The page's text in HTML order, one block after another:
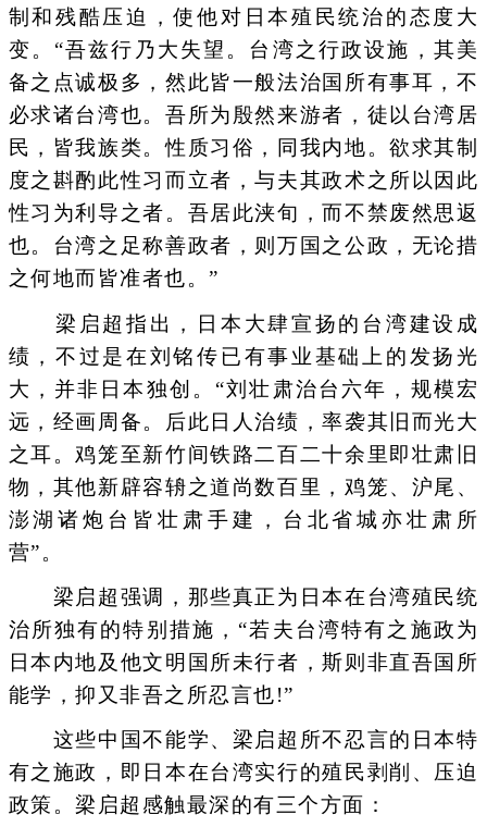
制和残酷压迫，使他对日本殖民统治的态度大
变。“吾兹行乃大失望。台湾之行政设施，其美
备之点诚极多，然此皆一般法治国所有事耳，不
必求诸台湾也。吾所为殷然来游者，徒以台湾居
民，皆我族类。性质习俗，同我内地。欲求其制
度之斟酌此性习而立者，与夫其政术之所以因此
性习为利导之者。吾居此浃旬，而不禁废然思返
也。台湾之足称善政者，则万国之公政，无论措
之何地而皆准者也。”
梁启超指出，日本大肆宣扬的台湾建设成
绩，不过是在刘铭传已有事业基础上的发扬光
大，并非日本独创。“刘壮肃治台六年，规模宏
远，经画周备。后此日人治绩，率袭其旧而光大
之耳。鸡笼至新竹间铁路二百二十余里即壮肃旧
物，其他新辟容辀之道尚数百里，鸡笼、沪尾、
澎湖诸炮台皆壮肃手建，台北省城亦壮肃所
营”。
梁启超强调，那些真正为日本在台湾殖民统
治所独有的特别措施，“若夫台湾特有之施政为
日本内地及他文明国所未行者，斯则非直吾国所
能学，抑又非吾之所忍言也!”
这些中国不能学、梁启超所不忍言的日本特
有之施政，即日本在台湾实行的殖民剥削、压迫
政策。梁启超感触最深的有三个方面：